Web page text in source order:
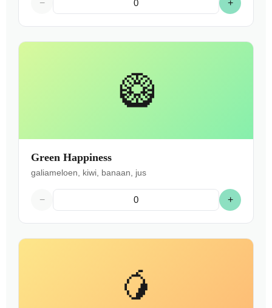
− +
🥝
Green Happiness
galiameloen, kiwi, banaan, jus
− +
🥭